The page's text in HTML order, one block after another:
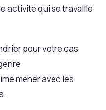
activité qui se travaille
pour votre cas
mener avec les